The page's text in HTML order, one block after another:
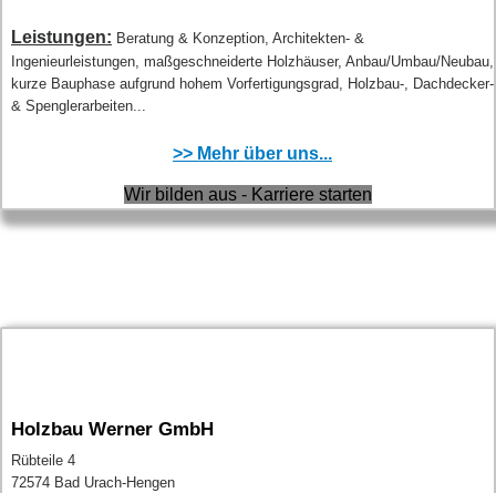
Leistungen: Beratung & Konzeption, Architekten- &
Ingenieurleistungen, maßgeschneiderte Holzhäuser, Anbau/Umbau/Neubau,
kurze Bauphase aufgrund hohem Vorfertigungsgrad, Holzbau-, Dachdecker-
& Spenglerarbeiten...
>> Mehr über uns...
Wir bilden aus - Karriere starten
Holzbau Werner GmbH
Rübteile 4
72574 Bad Urach-Hengen